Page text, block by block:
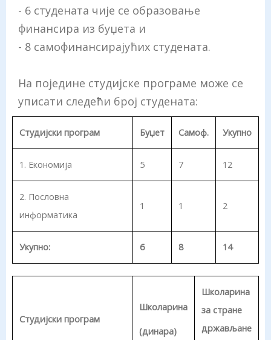
- 6 студената чије се образовање
финансира из буџета и
- 8 самофинансирајућих студената.
На поједине студијске програме може се
уписати следећи број студената:
Студијски програм Буџет Самоф. Укупно
1. Eкономија 5 7 12
2. Пословна
информатика
1 1 2
Укупно: 6 8 14
Студијски програм
Школарина
(динара)
Школарина
за стране
држављане